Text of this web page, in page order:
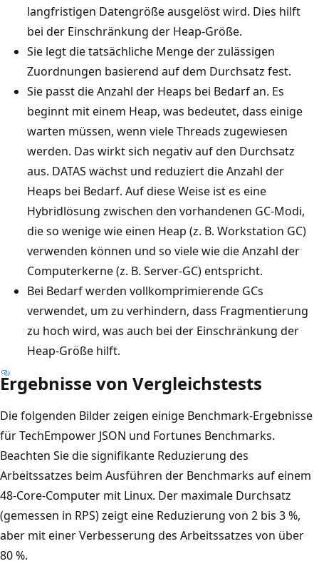
langfristigen Datengröße ausgelöst wird. Dies hilft
bei der Einschränkung der Heap-Größe.
Sie legt die tatsächliche Menge der zulässigen
Zuordnungen basierend auf dem Durchsatz fest.
Sie passt die Anzahl der Heaps bei Bedarf an. Es
beginnt mit einem Heap, was bedeutet, dass einige
warten müssen, wenn viele Threads zugewiesen
werden. Das wirkt sich negativ auf den Durchsatz
aus. DATAS wächst und reduziert die Anzahl der
Heaps bei Bedarf. Auf diese Weise ist es eine
Hybridlösung zwischen den vorhandenen GC-Modi,
die so wenige wie einen Heap (z. B. Workstation GC)
verwenden können und so viele wie die Anzahl der
Computerkerne (z. B. Server-GC) entspricht.
Bei Bedarf werden vollkomprimierende GCs
verwendet, um zu verhindern, dass Fragmentierung
zu hoch wird, was auch bei der Einschränkung der
Heap-Größe hilft.
Ergebnisse von Vergleichstests
Die folgenden Bilder zeigen einige Benchmark-Ergebnisse
für TechEmpower JSON und Fortunes Benchmarks.
Beachten Sie die signifikante Reduzierung des
Arbeitssatzes beim Ausführen der Benchmarks auf einem
48-Core-Computer mit Linux. Der maximale Durchsatz
(gemessen in RPS) zeigt eine Reduzierung von 2 bis 3 %,
aber mit einer Verbesserung des Arbeitssatzes von über
80 %.